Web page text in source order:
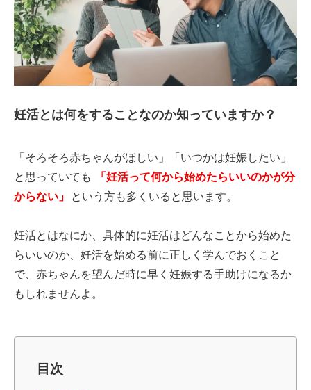
妊活とは何をすることなのか知っていますか？
「そろそろ赤ちゃんがほしい」「いつかは妊娠したい」
と思っていても
「妊活って何から始めたらいいのかが分
からない」 という方も多くいると思います。
妊活とはなにか、具体的に妊活はどんなことから始めた
らいいのか、妊活を始める前に正しく学んでおくこと
で、赤ちゃんを望んだ時に早く妊娠する手助けになるか
もしれませんよ。
目次